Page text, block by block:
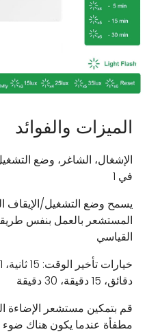
الميزات والفوائد
في 1
يسمح وضع التشغيل/الإيقاف
المستشعر بالعمل بنفس
القياسي
دقائق، 15 دقيقة، 30 دقيقة
قم بتمكين مستشعر الإضاءة
مطفأة عندما يكون هناك ضوء